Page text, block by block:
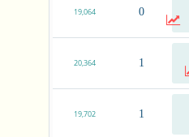
0
19,064
1
20,364
1
19,702